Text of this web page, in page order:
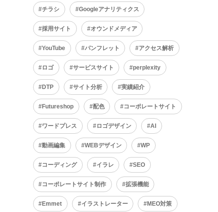
チラシ Googleアナリティクス
採用サイト オウンドメディア
YouTube パンフレット アクセス解析
ロゴ サービスサイト perplexity
DTP サイト分析 実績紹介
Futureshop 配色 コーポレートサイト
ワードプレス ロゴデザイン AI
動画編集 WEBデザイン WP
コーディング イラレ SEO
コーポレートサイト制作 拡張機能
Emmet イラストレーター MEO対策